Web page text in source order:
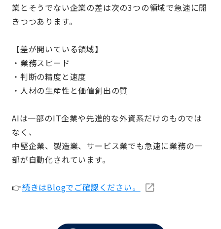
業とそうでない企業の差は次の3つの領域で急速に開
きつつあります。
【差が開いている領域】
・業務スピード
・判断の精度と速度
・人材の生産性と価値創出の質
AIは一部のIT企業や先進的な外資系だけのものでは
なく、
中堅企業、製造業、サービス業でも急速に業務の一
部が自動化されています。
👉続きはBlogでご確認ください。